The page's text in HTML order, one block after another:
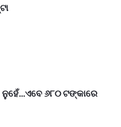
୬୮୦ ଟଙ୍କାରେ